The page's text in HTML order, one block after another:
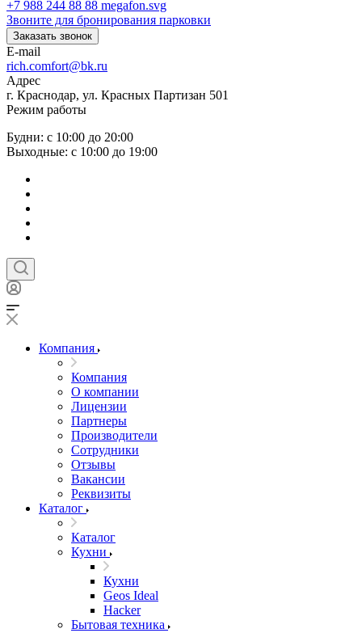
+7 988 244 88 88
Звоните для бронирования парковки
Заказать звонок
E-mail
rich.comfort@bk.ru
Адрес
г. Краснодар, ул. Красных Партизан 501
Режим работы
Будни: с 10:00 до 20:00
Выходные: с 10:00 до 19:00
Компания
Компания
О компании
Лицензии
Партнеры
Производители
Сотрудники
Отзывы
Вакансии
Реквизиты
Каталог
Каталог
Кухни
Кухни
Geos Ideal
Hacker
Бытовая техника